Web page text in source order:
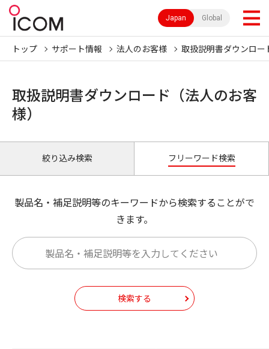
Japan Global
トップ サポート情報 法人のお客様 取扱説明書ダウンロー
取扱説明書ダウンロード（法人のお客
様）
絞り込み検索 フリーワード検索
製品名・補足説明等のキーワードから検索することがで
きます。
検索する